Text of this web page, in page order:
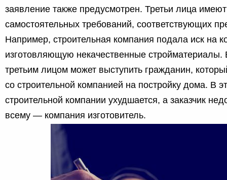
заявление также предусмотрен. Третьи лица
самостоятельных требований, соответствующих
Например, строительная компания подала иск на
изготовляющую некачественные стройматериалы.
третьим лицом может выступить гражданин,
со строительной компанией на постройку дома. В
строительной компании ухудшается, а заказчик
всему — компания изготовитель.